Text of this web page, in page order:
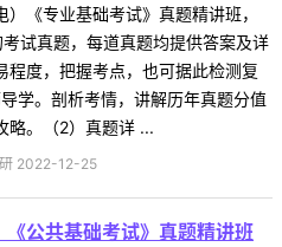
《专业基础考试》真题精讲班，
试真题，每道真题均提供答案及详
度，把握考点，也可据此检测复
学。剖析考情，讲解历年真题分值
略。（2）真题详 ...
2022-12-25
公共基础考试》真题精讲班